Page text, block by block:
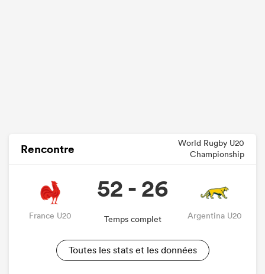
Rencontre
World Rugby U20
Championship
France U20
52 - 26
Temps complet Argentina U20
Toutes les stats et les données